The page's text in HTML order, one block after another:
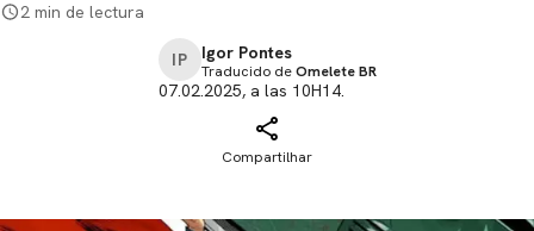
2 min de lectura
IP Igor Pontes
Traducido deOmelete BR
07.02.2025, a las 10H14.
Compartilhar